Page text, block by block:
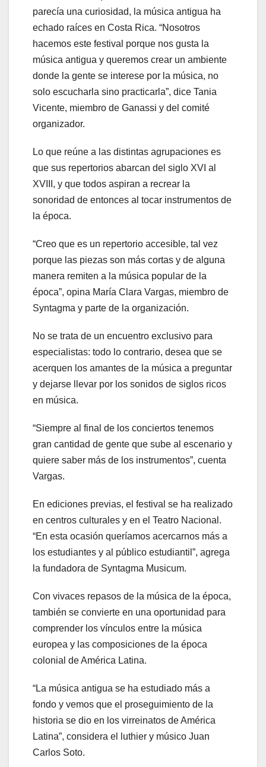
parecía una curiosidad, la música antigua ha
echado raíces en Costa Rica. “Nosotros
hacemos este festival porque nos gusta la
música antigua y queremos crear un ambiente
donde la gente se interese por la música, no
solo escucharla sino practicarla”, dice Tania
Vicente, miembro de Ganassi y del comité
organizador.
Lo que reúne a las distintas agrupaciones es
que sus repertorios abarcan del siglo XVI al
XVIII, y que todos aspiran a recrear la
sonoridad de entonces al tocar instrumentos de
la época.
“Creo que es un repertorio accesible, tal vez
porque las piezas son más cortas y de alguna
manera remiten a la música popular de la
época”, opina María Clara Vargas, miembro de
Syntagma y parte de la organización.
No se trata de un encuentro exclusivo para
especialistas: todo lo contrario, desea que se
acerquen los amantes de la música a preguntar
y dejarse llevar por los sonidos de siglos ricos
en música.
“Siempre al final de los conciertos tenemos
gran cantidad de gente que sube al escenario y
quiere saber más de los instrumentos”, cuenta
Vargas.
En ediciones previas, el festival se ha realizado
en centros culturales y en el Teatro Nacional.
“En esta ocasión queríamos acercarnos más a
los estudiantes y al público estudiantil”, agrega
la fundadora de Syntagma Musicum.
Con vivaces repasos de la música de la época,
también se convierte en una oportunidad para
comprender los vínculos entre la música
europea y las composiciones de la época
colonial de América Latina.
“La música antigua se ha estudiado más a
fondo y vemos que el proseguimiento de la
historia se dio en los virreinatos de América
Latina”, considera el luthier y músico Juan
Carlos Soto.